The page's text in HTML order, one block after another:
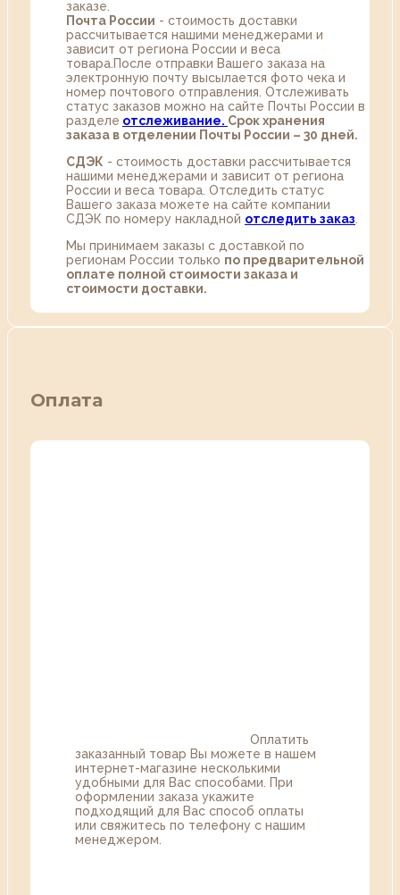
заказе.
Почта России - стоимость доставки
рассчитывается нашими менеджерами и
зависит от региона России и веса
товара.После отправки Вашего заказа на
электронную почту высылается фото чека и
номер почтового отправления. Отслеживать
статус заказов можно на сайте Почты России в
разделе oтслеживание. Срок хранения
заказа в отделении Почты России – 30 дней.
СДЭК - стоимость доставки рассчитывается
нашими менеджерами и зависит от региона
России и веса товара. Отследить статус
Вашего заказа можете на сайте компании
СДЭК по номеру накладной отследить заказ.
Мы принимаем заказы с доставкой по
регионам России только по предварительной
оплате полной стоимости заказа и
стоимости доставки.
Оплата
Оплатить
заказанный товар Вы можете в нашем
интернет-магазине несколькими
удобными для Вас способами. При
оформлении заказа укажите
подходящий для Вас способ оплаты
или свяжитесь по телефону с нашим
менеджером.